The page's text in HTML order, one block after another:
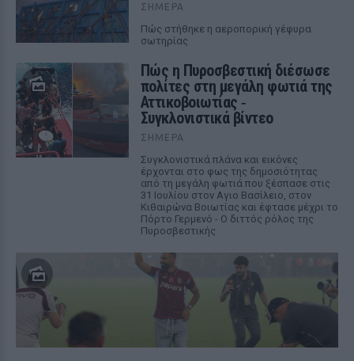
ΣΉΜΕΡΑ
Πώς στήθηκε η αεροπορική γέφυρα
σωτηρίας
Πώς η Πυροσβεστική διέσωσε
πολίτες στη μεγάλη φωτιά της
Αττικοβοιωτίας ‑
Συγκλονιστικά βίντεο
ΣΉΜΕΡΑ
Συγκλονιστικά πλάνα και εικόνες
έρχονται στο φως της δημοσιότητας
από τη μεγάλη φωτιά που ξέσπασε στις
31 Ιουλίου στον Αγιο Βασίλειο, στον
Κιθαιρώνα Βοιωτίας και έφτασε μέχρι το
Πόρτο Γερμενό - Ο διττός ρόλος της
Πυροσβεστικής